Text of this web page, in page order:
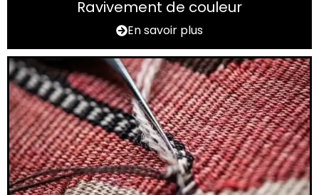
Ravivement de couleur
En savoir plus